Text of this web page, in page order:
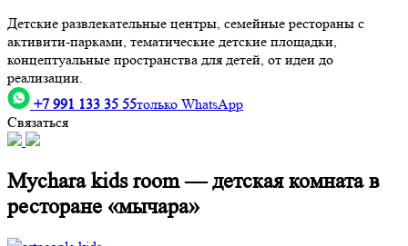
Детские развлекательные центры, семейные рестораны с
активити-парками, тематические детские площадки,
концептуальные пространства для детей, от идеи до
реализации.
+7 991 133 35 55только WhatsApp
Связаться
Mychara kids room — детская комната в
ресторане «мычара»